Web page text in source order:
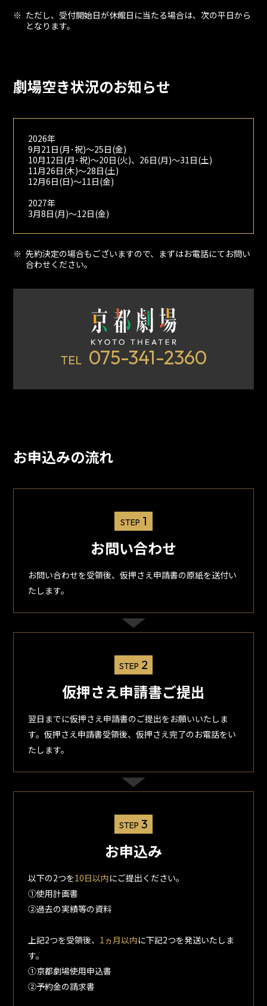
ただし、受付開始日が休館日に当たる場合は、次の平日から
となります。
劇場空き状況のお知らせ
2026年
9月21日(月･祝)～25日(金)
10月12日(月･祝)～20日(火)、26日(月)～31日(土)
11月26日(木)～28日(土)
12月6日(日)～11日(金)
2027年
3月8日(月)～12日(金)
先約決定の場合もございますので、まずはお電話にてお問い
合わせください。
TEL 075-341-2360
お申込みの流れ
STEP 1
お問い合わせ
お問い合わせを受領後、仮押さえ申請書の原紙を送付い
たします。
STEP 2
仮押さえ申請書ご提出
翌日までに仮押さえ申請書のご提出をお願いいたしま
す。仮押さえ申請書受領後、仮押さえ完了のお電話をい
たします。
STEP 3
お申込み
以下の2つを10日以内にご提出ください。
①使用計画書
②過去の実績等の資料
上記2つを受領後、 1ヵ月以内に下記2つを発送いたしま
す。
①京都劇場使用申込書
②予約金の請求書